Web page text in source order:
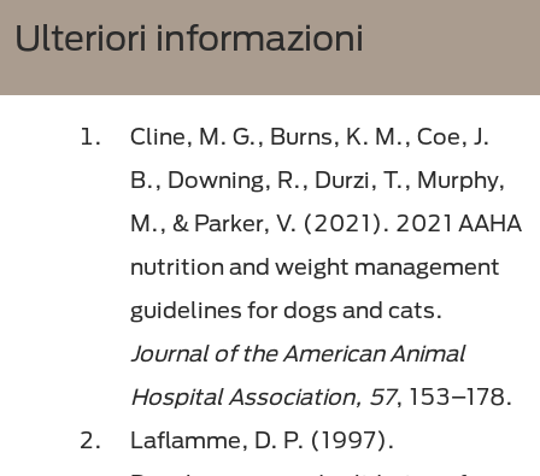
Ulteriori informazioni
Cline, M. G., Burns, K. M., Coe, J.
B., Downing, R., Durzi, T., Murphy,
M., & Parker, V. (2021). 2021 AAHA
nutrition and weight management
guidelines for dogs and cats.
Journal of the American Animal
Hospital Association, 57, 153–178.
Laflamme, D. P. (1997).